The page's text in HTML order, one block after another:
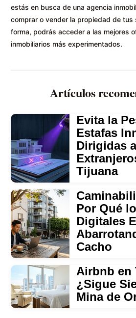
estás en busca de una agencia
comprar o vender la propiedad de tus
forma, podrás acceder a las mejores
inmobiliarios más experimentados.
Artículos
Evita la
Estafas
Dirigidas
Tijuana
Por Qué
Digitales
Cacho
Airbnb en
¿Sigue
Mina de